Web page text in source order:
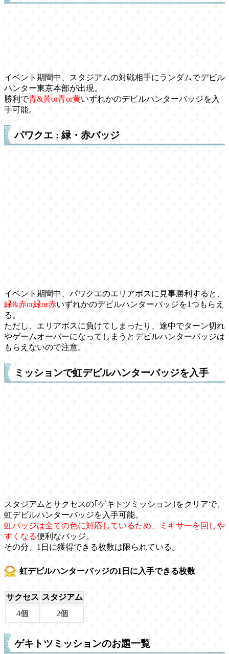
イベント期間中、スタジアムの対戦相手にランダムでデビル
ハンター東京本部が出現。
勝利で青&黃or青or黄いずれかのデビルハンターバッジを入
手可能。
パワクエ : 緑・赤バッジ
イベント期間中、パワクエのエリアボスに見事勝利すると、
緑&赤or緑or赤いずれかのデビルハンターバッジを1つもらえ
る。
ただし、エリアボスに負けてしまったり、途中でターン切れ
やゲームオーバーになってしまうとデビルハンターバッジは
もらえないので注意。
ミッションで虹デビルハンターバッジを入手
スタジアムとサクセスの｢ゲキトツミッション｣をクリアで、
虹デビルハンターバッジを入手可能。
虹バッジは全ての色に対応しているため、ミキサーを回しや
すくなる便利なバッジ。
その分、1日に獲得できる枚数は限られている。
虹デビルハンターバッジの1日に入手できる枚数
サクセス スタジアム
4個
2個
ゲキトツミッションのお題一覧